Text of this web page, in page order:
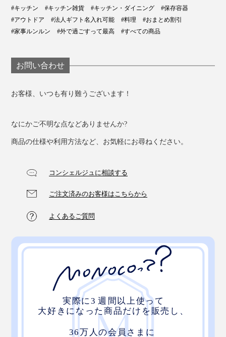
#キッチン #キッチン雑貨 #キッチン・ダイニング
#保存容器
#アウトドア
#法人ギフト名入れ可能 #料理
#おまとめ割引
#家事ルンルン
#外で過ごすって最高 #すべての商品
お問い合わせ
お客様、いつも有り難うございます！
なにかご不明な点などありませんか?
商品の仕様や利用方法など、お気軽にお尋ねください。
コンシェルジュに相談する
ご注文済みのお客様はこちらから
よくあるご質問